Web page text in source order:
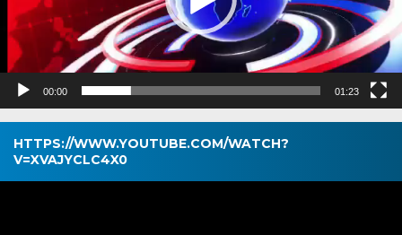
00:00 01:23
HTTPS://WWW.YOUTUBE.COM/WATCH?
V=XVAJYCLC4X0
Pemutar